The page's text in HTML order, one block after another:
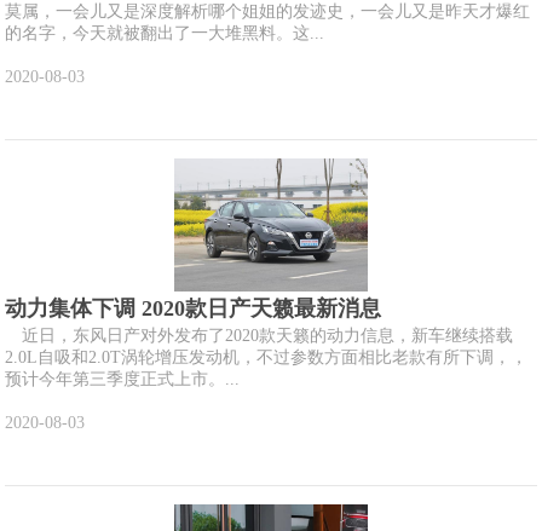
莫属，一会儿又是深度解析哪个姐姐的发迹史，一会儿又是昨天才爆红
的名字，今天就被翻出了一大堆黑料。这...
2020-08-03
动力集体下调 2020款日产天籁最新消息
近日，东风日产对外发布了2020款天籁的动力信息，新车继续搭载
2.0L自吸和2.0T涡轮增压发动机，不过参数方面相比老款有所下调，，
预计今年第三季度正式上市。...
2020-08-03